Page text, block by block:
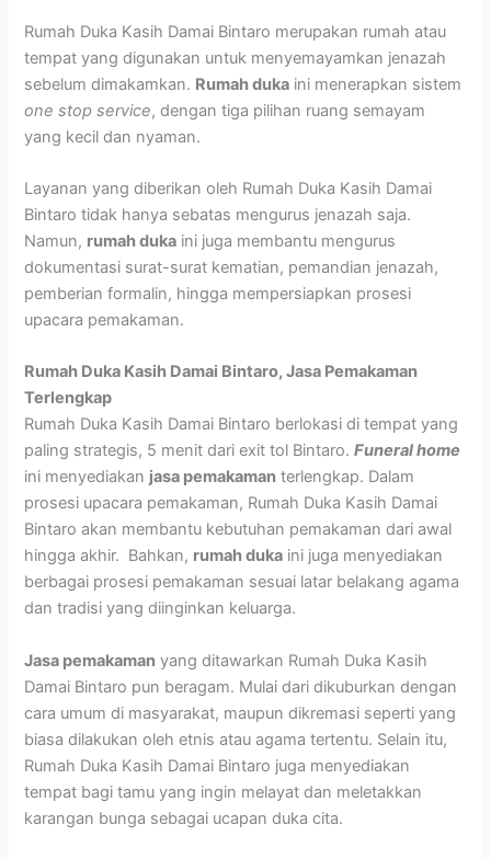
Rumah Duka Kasih Damai Bintaro merupakan rumah atau
tempat yang digunakan untuk menyemayamkan jenazah
sebelum dimakamkan. Rumah duka ini menerapkan sistem
one stop service, dengan tiga pilihan ruang semayam
yang kecil dan nyaman.
Layanan yang diberikan oleh Rumah Duka Kasih Damai
Bintaro tidak hanya sebatas mengurus jenazah saja.
Namun, rumah duka ini juga membantu mengurus
dokumentasi surat-surat kematian, pemandian jenazah,
pemberian formalin, hingga mempersiapkan prosesi
upacara pemakaman.
Rumah Duka Kasih Damai Bintaro,Jasa Pemakaman
Terlengkap
Rumah Duka Kasih Damai Bintaro berlokasi di tempat yang
paling strategis, 5 menit dari exit tol Bintaro.Funeral home
ini menyediakan jasa pemakaman terlengkap. Dalam
prosesi upacara pemakaman, Rumah Duka Kasih Damai
Bintaro akan membantu kebutuhan pemakaman dari awal
hingga akhir. Bahkan, rumah duka ini juga menyediakan
berbagai prosesi pemakaman sesuai latar belakang agama
dan tradisi yang diinginkan keluarga.
Jasa pemakaman yang ditawarkan Rumah Duka Kasih
Damai Bintaro pun beragam. Mulai dari dikuburkan dengan
cara umum di masyarakat, maupun dikremasi seperti yang
biasa dilakukan oleh etnis atau agama tertentu. Selain itu,
Rumah Duka Kasih Damai Bintaro juga menyediakan
tempat bagi tamu yang ingin melayat dan meletakkan
karangan bunga sebagai ucapan duka cita.